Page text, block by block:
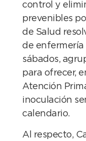
control y
prevenibles
de Salud
de enfermería
sábados,
para ofrecer,
Atención
inoculación
calendario.
Al respecto,